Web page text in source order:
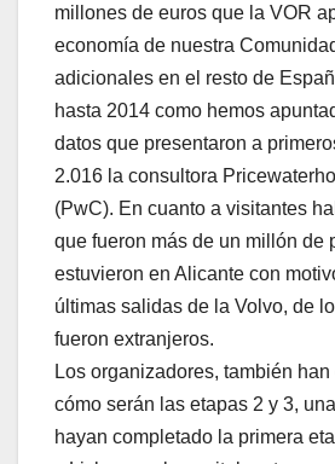
millones de euros que la VOR
economía de nuestra
adicionales en el resto de
hasta 2014 como hemos
datos que presentaron a
2.016 la consultora
(PwC). En cuanto a visitantes
que fueron más de un millón de
estuvieron en Alicante con
últimas salidas de la Volvo, de
fueron extranjeros.
Los organizadores, también
cómo serán las etapas 2 y 3,
hayan completado la primera